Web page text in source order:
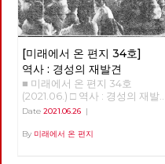
사진은 서울둘레길 만이 아니라
둘레길 주변의 문화와 역사까지
둘러 보며 걸었고, 이 때문에 실
제로는 더 많은 거리를 걸었다.
이를테면 수락산이나 불암산 구
간에서는 산기슭 마을의 골목길
도 함께 걸었고, 망우산이나 도
봉산 구간에서는 오기만, 함세
덕, 최서해, 이재유 그리고 전태
말에 출발한 경계사진의 길은 얼
전국위원회는, 최근에 입당 또는
복당한 두 당원이 [평등한 공동
체를 위한 우리의 약속]과 [지구
살리기 생활 수칙]을 낭독하면
서 시작했습니다. 이 자리에서
당은, 당의 가까운 미래를 위해
정기 당대회 준비위원회를 구성
했고, 2022년 대통령선거와 지
방선거에 대한 기본방침을 채택
했습니다. 당대회는 전국의 대
의원들이 참석하는 당의 최고의
결기구로서, 정기 당대회의 경우
[미래에서 온 편지 34호]
역사 : 경성의 재발견
■ 미래에서 온 편지 34호
(2021.06.) □ 역사 : 경성의 재발
견 경성의 재발견 01 - 노동자의
고 합니다. [써니](2011), [건축학
Date 2021.06.26 |
By 미래에서 온 편지